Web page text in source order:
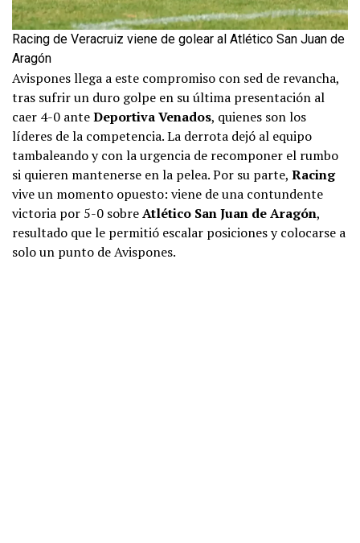
Racing de Veracruiz viene de golear al Atlético San Juan de
Aragón
Avispones llega a este compromiso con sed de revancha,
tras sufrir un duro golpe en su última presentación al
caer 4-0 anteDeportiva Venados, quienes son los
líderes de la competencia. La derrota dejó al equipo
tambaleando y con la urgencia de recomponer el rumbo
si quieren mantenerse en la pelea. Por su parte, Racing
vive un momento opuesto: viene de una contundente
victoria por 5-0 sobreAtlético San Juan de Aragón,
resultado que le permitió escalar posiciones y colocarse a
solo un punto de Avispones.